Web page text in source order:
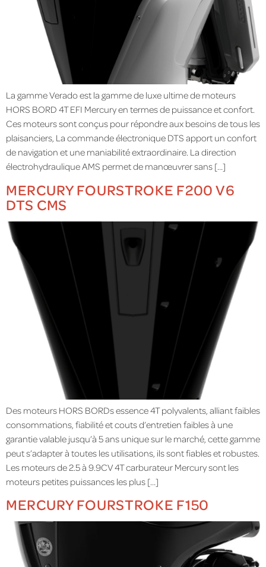
La gamme Verado est la gamme de luxe ultime de moteurs
HORS BORD 4T EFI Mercury en termes de puissance et confort.
Ces moteurs sont conçus pour répondre aux besoins de tous les
plaisanciers, La commande électronique DTS apport un confort
de navigation et une maniabilité extraordinaire. La direction
électrohydraulique AMS permet de manœuvrer sans […]
MERCURY FOURSTROKE F200 V6
DTS CMS
Des moteurs HORS BORDs essence 4T polyvalents, alliant faibles
consommations, fiabilité et couts d’entretien faibles à une
garantie valable jusqu’à 5 ans unique sur le marché, cette gamme
peut s’adapter à toutes les utilisations, ils sont fiables et robustes.
Les moteurs de 2.5 à 9.9CV 4T carburateur Mercury sont les
moteurs petites puissances les plus […]
MERCURY FOURSTROKE F150